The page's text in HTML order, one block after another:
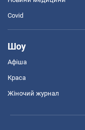
Covid
Шоу
Афіша
Краса
Жіночий журнал